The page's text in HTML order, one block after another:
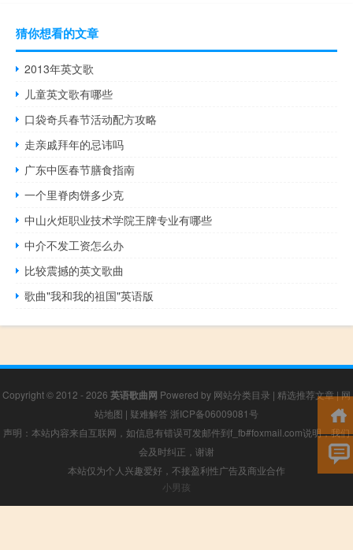
猜你想看的文章
2013年英文歌
儿童英文歌有哪些
口袋奇兵春节活动配方攻略
走亲戚拜年的忌讳吗
广东中医春节膳食指南
一个里脊肉饼多少克
中山火炬职业技术学院王牌专业有哪些
中介不发工资怎么办
比较震撼的英文歌曲
歌曲"我和我的祖国"英语版
Copyright © 2012 - 2026 英语歌曲网 Powered by 网站分类目录 | 精选推荐文章|网
站地图 | 疑难解答 浙ICP备06009081号
声明：本站内容来自互联网，如信息有错误可发邮件到f_fb#foxmail.com说明，我们
会及时纠正，谢谢
本站仅为个人兴趣爱好，不接盈利性广告及商业合作
小男孩